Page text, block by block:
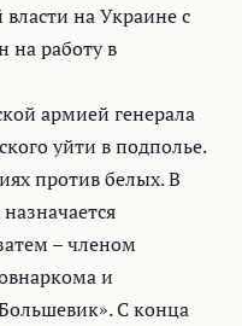
власти на Украине с
на работу в
армией генерала
уйти в подполье.
против белых. В
– членом
и
С конца